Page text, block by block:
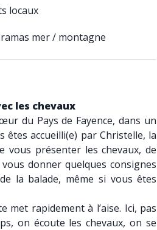
locaux
mer / montagne
les chevaux
du Pays de Fayence, dans un
êtes accueilli(e) par Christelle, la
présenter les chevaux, de
donner quelques consignes
la balade, même si vous êtes
met rapidement à l’aise. Ici, pas
on écoute les chevaux, on se